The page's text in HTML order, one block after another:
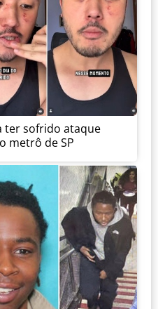
ter sofrido ataque
metrô de SP